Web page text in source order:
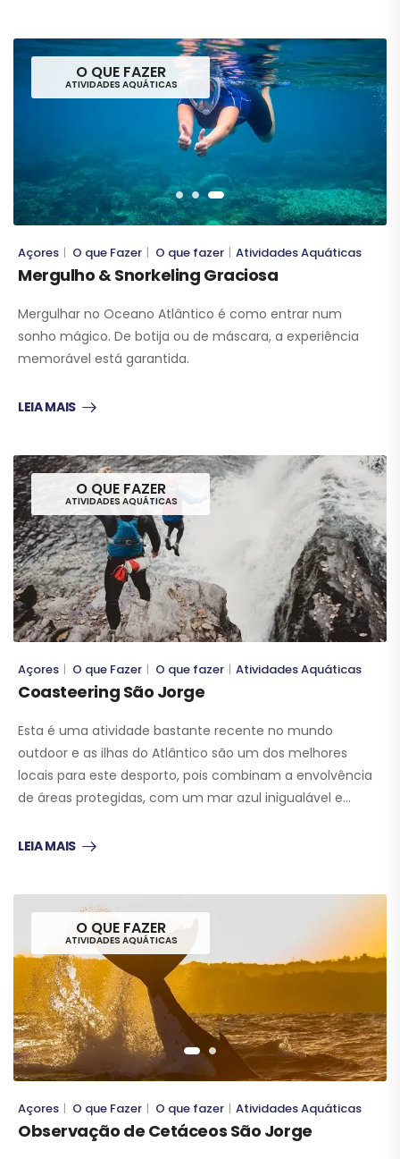
O QUE FAZER
ATIVIDADES AQUÁTICAS
Açores | O que Fazer | O que fazer | Atividades Aquáticas
Mergulho & Snorkeling Graciosa
Mergulhar no Oceano Atlântico é como entrar num
sonho mágico. De botija ou de máscara, a experiência
memorável está garantida.
LEIA MAIS
O QUE FAZER
ATIVIDADES AQUÁTICAS
Açores | O que Fazer | O que fazer | Atividades Aquáticas
Coasteering São Jorge
Esta é uma atividade bastante recente no mundo
outdoor e as ilhas do Atlântico são um dos melhores
locais para este desporto, pois combinam a envolvência
de áreas protegidas, com um mar azul inigualável e…
LEIA MAIS
O QUE FAZER
ATIVIDADES AQUÁTICAS
Açores | O que Fazer | O que fazer | Atividades Aquáticas
Observação de Cetáceos São Jorge